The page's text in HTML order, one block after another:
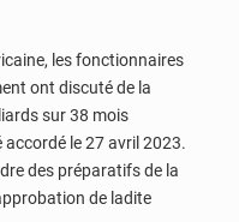
les fonctionnaires
ont discuté de la
sur 38 mois
le 27 avril 2023.
des préparatifs de la
de ladite